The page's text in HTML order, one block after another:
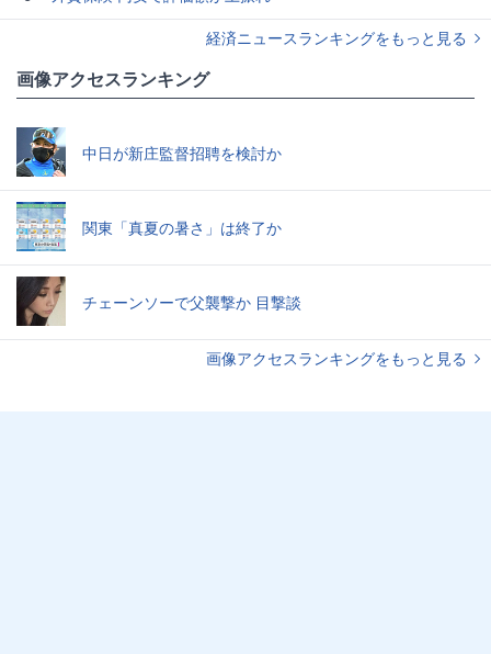
経済ニュースランキングをもっと見る
画像アクセスランキング
中日が新庄監督招聘を検討か
関東「真夏の暑さ」は終了か
チェーンソーで父襲撃か 目撃談
画像アクセスランキングをもっと見る